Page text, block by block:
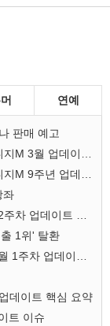
연예
판매 예고
좌
1위' 탈환
데이트 핵심 요약
트 이슈